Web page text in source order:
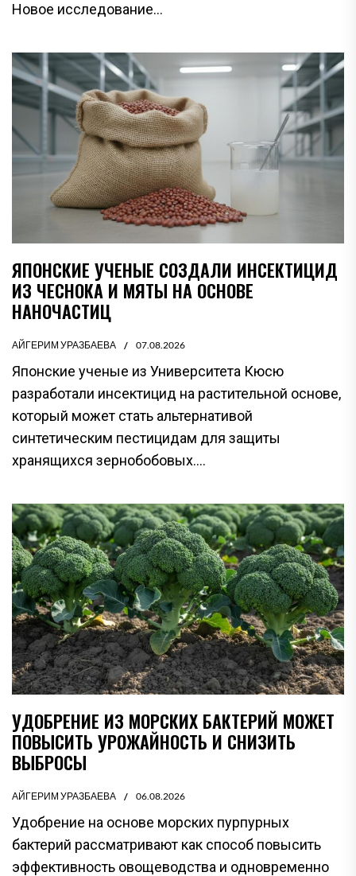
Новое исследование...
ЯПОНСКИЕ УЧЕНЫЕ СОЗДАЛИ ИНСЕКТИЦИД
ИЗ ЧЕСНОКА И МЯТЫ НА ОСНОВЕ
НАНОЧАСТИЦ
АЙГЕРИМ УРАЗБАЕВА 07.08.2026
Японские ученые из Университета Кюсю
разработали инсектицид на растительной основе,
который может стать альтернативой
синтетическим пестицидам для защиты
хранящихся зернобобовых....
УДОБРЕНИЕ ИЗ МОРСКИХ БАКТЕРИЙ МОЖЕТ
ПОВЫСИТЬ УРОЖАЙНОСТЬ И СНИЗИТЬ
ВЫБРОСЫ
АЙГЕРИМ УРАЗБАЕВА 06.08.2026
Удобрение на основе морских пурпурных
бактерий рассматривают как способ повысить
эффективность овощеводства и одновременно